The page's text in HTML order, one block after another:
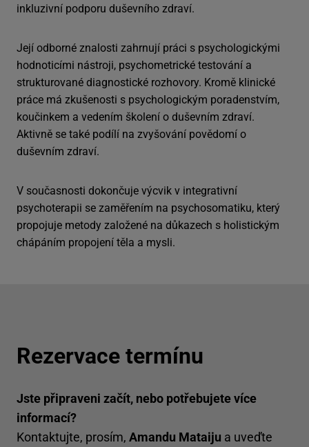
inkluzivní podporu duševního zdraví.
Její odborné znalosti zahrnují práci s psychologickými
hodnoticími nástroji, psychometrické testování a
strukturované diagnostické rozhovory. Kromě klinické
práce má zkušenosti s psychologickým poradenstvím,
koučinkem a vedením školení o duševním zdraví.
Aktivně se také podílí na zvyšování povědomí o
duševním zdraví.
V současnosti dokončuje výcvik v integrativní
psychoterapii se zaměřením na psychosomatiku, který
propojuje metody založené na důkazech s holistickým
chápáním propojení těla a mysli.
Rezervace termínu
Jste připraveni začít, nebo potřebujete více
informací?
Kontaktujte, prosím, Amandu Mataiju a uveďte